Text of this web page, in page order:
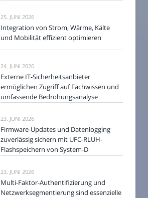
25. JUNI 2026
Integration von Strom, Wärme, Kälte
und Mobilität effizient optimieren
24. JUNI 2026
Externe IT-Sicherheitsanbieter
ermöglichen Zugriff auf Fachwissen und
umfassende Bedrohungsanalyse
23. JUNI 2026
Firmware-Updates und Datenlogging
zuverlässig sichern mit UFC-RLUH-
Flashspeichern von System-D
23. JUNI 2026
Multi-Faktor-Authentifizierung und
Netzwerksegmentierung sind essenzielle